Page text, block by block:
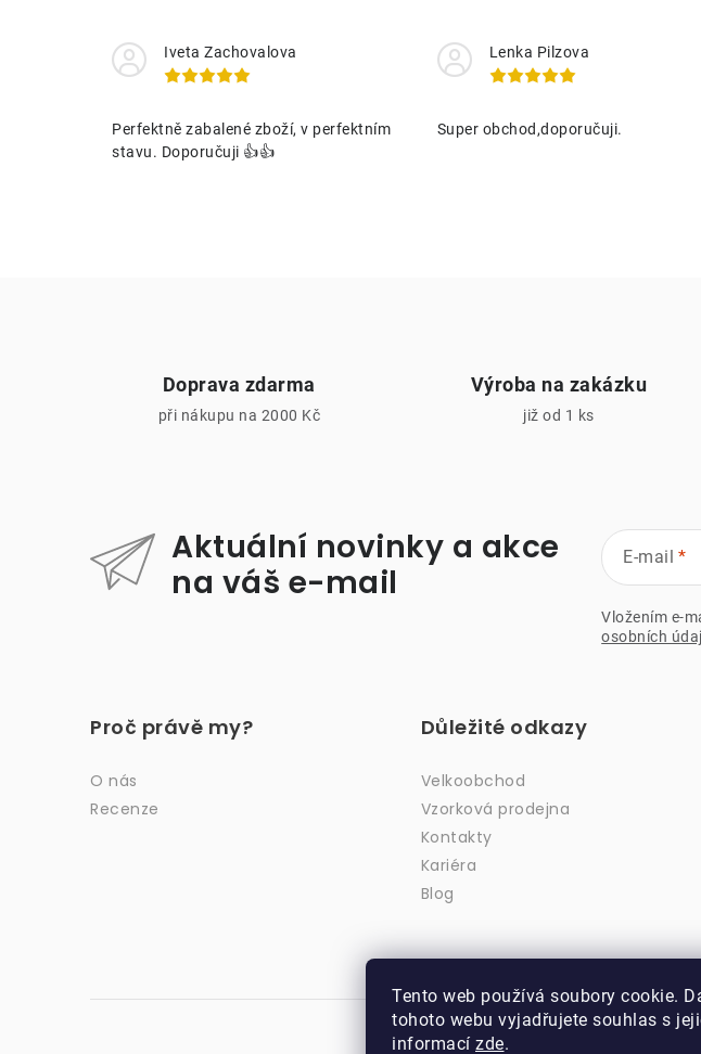
Tento web používá soubory cookie.
tohoto webu vyjadřujete souhlas s
informací zde.
a
c
p
p
Iveta Zachovalova
Perfektně zabalené zboží, v perfektním
stavu. Doporučuji 👍👍
Lenka Pilzova
Super obchod,doporučuji.
Doprava zdarma
při nákupu na 2000 Kč
Výroba na zakázku
již od 1 ks
Aktuální novinky a akce
na váš e-mail
E-mail
Vložením e-
osobních
Proč právě my?
O nás
Recenze
Důležité odkazy
Velkoobchod
Vzorková prodejna
Kontakty
Kariéra
Blog